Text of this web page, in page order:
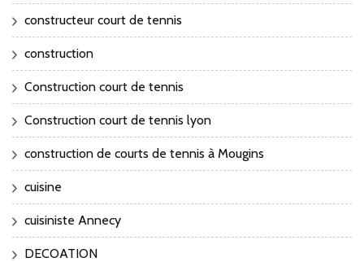
constructeur court de tennis
construction
Construction court de tennis
Construction court de tennis lyon
construction de courts de tennis à Mougins
cuisine
cuisiniste Annecy
DECOATION